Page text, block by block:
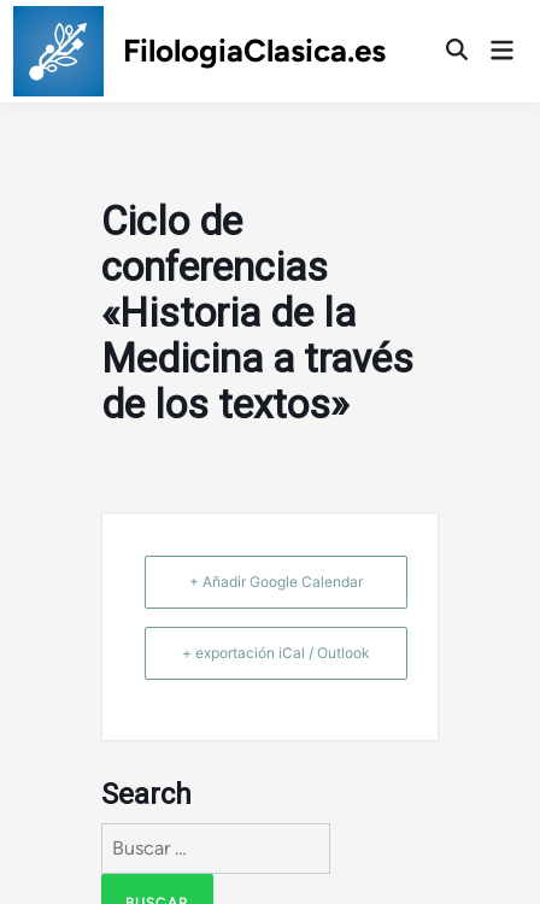
Saltar
contenido
FilologiaClasica.es
Ciclo de
conferencias
«Historia de la
Medicina a través
de los textos»
+ Añadir Google Calendar
+ exportación iCal / Outlook
Search
Buscar: